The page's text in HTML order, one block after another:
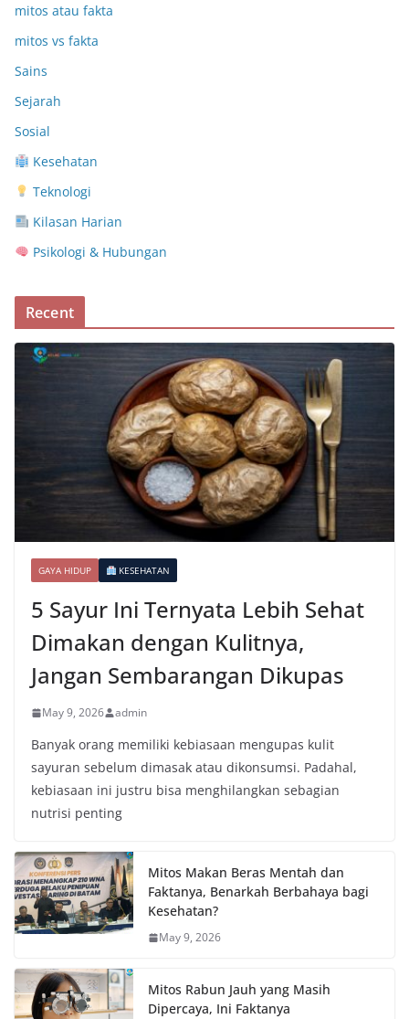
mitos atau fakta
mitos vs fakta
Sains
Sejarah
Sosial
Kesehatan
Teknologi
Kilasan Harian
Psikologi & Hubungan
Recent
GAYA HIDUP KESEHATAN
5 Sayur Ini Ternyata Lebih Sehat
Dimakan dengan Kulitnya,
Jangan Sembarangan Dikupas
May 9, 2026 admin
Banyak orang memiliki kebiasaan mengupas kulit
sayuran sebelum dimasak atau dikonsumsi. Padahal,
kebiasaan ini justru bisa menghilangkan sebagian
nutrisi penting
Mitos Makan Beras Mentah dan
Faktanya, Benarkah Berbahaya bagi
Kesehatan?
May 9, 2026
Mitos Rabun Jauh yang Masih
Dipercaya, Ini Faktanya